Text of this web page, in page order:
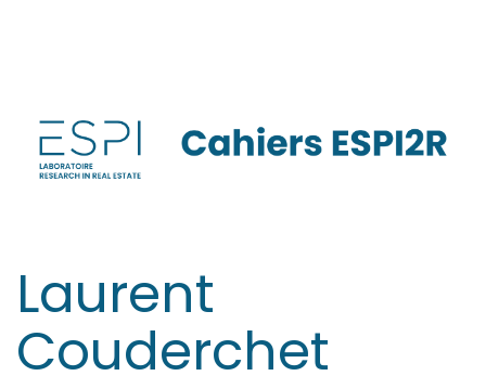
contenu
Laurent
Couderchet